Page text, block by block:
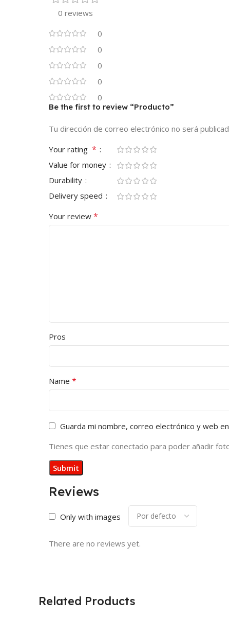
0 reviews
0
0
0
0
0
Reviews
Only with images
There are no reviews yet.
Be the first to review “Producto”
Tu dirección de correo electrónico no será
Your rating *
Value for money
Durability
Delivery speed
Your review *
Pros
Name *
Guarda mi nombre, correo electrónico y web
Tienes que estar conectado para poder añadir
Related Products